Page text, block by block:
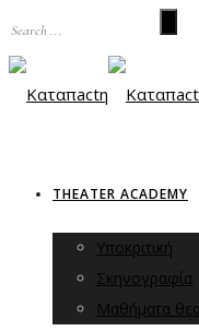
THEATER ACADEMY
Υποκριτική
Σκηνογραφία
Μαθήματα